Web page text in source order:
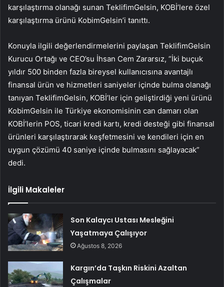
karşılaştırma olanağı sunan TeklifimGelsin, KOBİ’lere özel
karşılaştırma ürünü KobimGelsin’i tanıttı.
Konuyla ilgili değerlendirmelerini paylaşan TeklifimGelsin
Kurucu Ortağı ve CEO’su İhsan Cem Zararsız, “İki buçuk
yıldır 500 binden fazla bireysel kullanıcısına avantajlı
finansal ürün ve hizmetleri saniyeler içinde bulma olanağı
tanıyan TeklifimGelsin, KOBİ’ler için geliştirdiği yeni ürünü
KobimGelsin ile Türkiye ekonomisinin can damarı olan
KOBİ’lerin POS, ticari kredi kartı, kredi desteği gibi finansal
ürünleri karşılaştırarak keşfetmesini ve kendileri için en
uygun çözümü 40 saniye içinde bulmasını sağlayacak”
dedi.
İlgili Makaleler
Son Kalaycı Ustası Mesleğini
Yaşatmaya Çalışıyor
Ağustos 8, 2026
Kargın’da Taşkın Riskini Azaltan
Çalışmalar